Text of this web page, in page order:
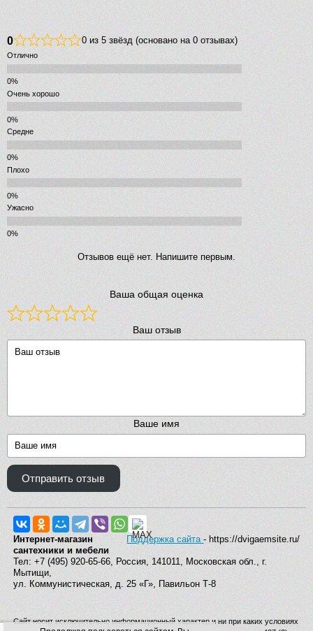
0 0 из 5 звёзд (основано на 0 отзывах)
Отлично
Очень хорошо
Средне
Плохо
Ужасно
Отзывов ещё нет. Напишите первым.
Ваша общая оценка
Ваш отзыв
Ваше имя
Отправить отзыв
Поддержка сайта- https://dvigaemsite.ru/
Интернет-магазин
сантехники и мебели
Тел: +7 (495) 920-65-66, Россия, 141011, Московская обл., г.
Мытищи,
ул. Коммунистическая, д. 25 «Г», Павильон Т-8
Сайт носит исключительно информационный характер и ни при каких условиях